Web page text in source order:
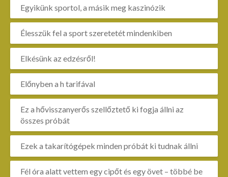
Egyikünk sportol, a másik meg kaszinózik
Élesszük fel a sport szeretetét mindenkiben
Elkésünk az edzésről!
Előnyben a h tarifával
Ez a hővisszanyerős szellőztető ki fogja állni az
összes próbát
Ezek a takarítógépek minden próbát ki tudnak állni
Fél óra alatt vettem egy cipőt és egy övet – többé be